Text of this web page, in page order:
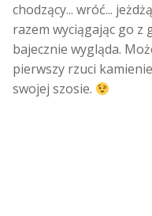
chodzący... wróć...
razem wyciągając go z
bajecznie wygląda.
pierwszy rzuci
swojej szosie.